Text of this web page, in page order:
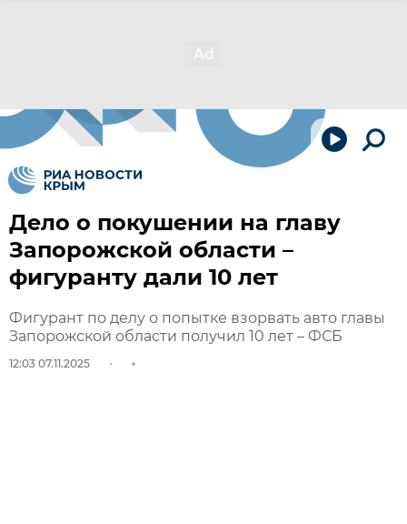
Дело о покушении на главу
Запорожской области –
фигуранту дали 10 лет
Фигурант по делу о попытке взорвать авто главы
Запорожской области получил 10 лет – ФСБ
12:03 07.11.2025